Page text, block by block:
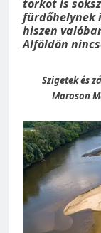
torkot is
fürdőhelynek
hiszen
Alföldön
Szigetek és
Maroson